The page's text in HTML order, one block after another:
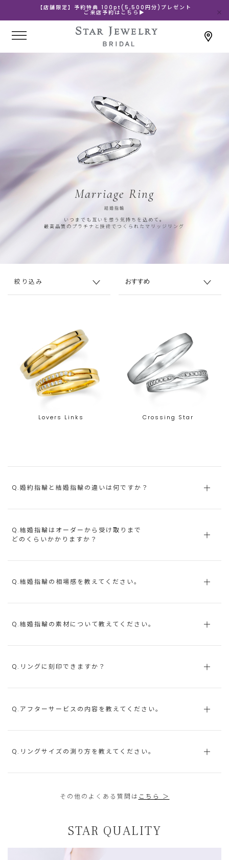
【店舗限定】予約特典 100pt(5,500円分)プレゼント
ご来店予約はこちら▶
Marriage Ring
結婚指輪
いつまでも互いを想う気持ちを込めて。
最高品質のプラチナと技術でつくられたマリッジリング
絞り込み
Lovers Links Crossing Star
Q.婚約指輪と結婚指輪の違いは何ですか？
Q.結婚指輪はオーダーから受け取りまで
どのくらいかかりますか？
Q.結婚指輪の相場感を教えてください。
Q.結婚指輪の素材について教えてください。
Q.リングに刻印できますか？
Q.アフターサービスの内容を教えてください。
Q.リングサイズの測り方を教えてください。
その他のよくある質問は こちら ＞
STAR QUALITY